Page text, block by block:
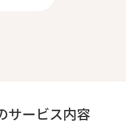
サービス内容